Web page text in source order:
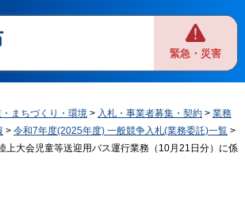
緊急・災害
・まちづくり・環境 > 入札・事業者募集・契約 >業務
> 令和7年度(2025年度) 一般競争入札(業務委託)一覧 >
上大会児童等送迎用バス運行業務（10月21日分）に係